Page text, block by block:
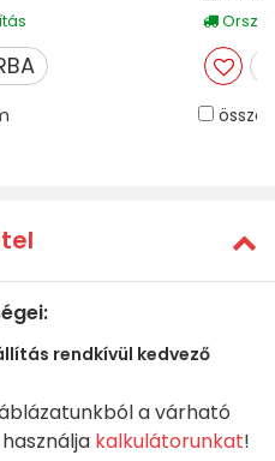
rendkívül kedvező
a várható
kalkulátorunkat!